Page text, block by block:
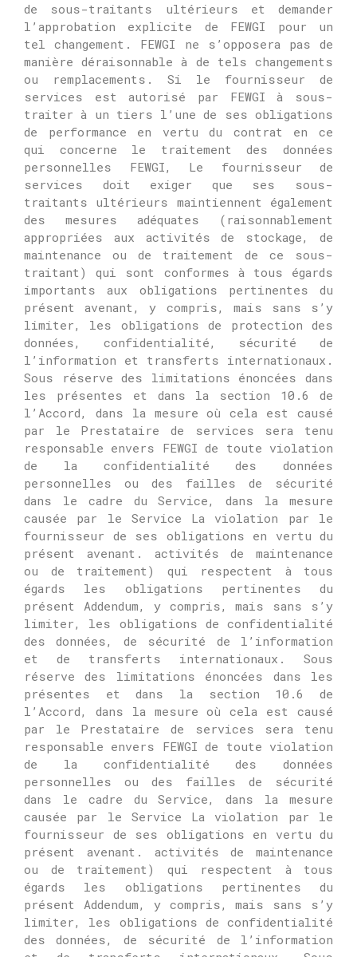
de sous-traitants ultérieurs et demander
l’approbation explicite de FEWGI pour un
tel changement. FEWGI ne s’opposera pas de
manière déraisonnable à de tels changements
ou remplacements. Si le fournisseur de
services est autorisé par FEWGI à sous-
traiter à un tiers l’une de ses obligations
de performance en vertu du contrat en ce
qui concerne le traitement des données
personnelles FEWGI, Le fournisseur de
services doit exiger que ses sous-
traitants ultérieurs maintiennent également
des mesures adéquates (raisonnablement
appropriées aux activités de stockage, de
maintenance ou de traitement de ce sous-
traitant) qui sont conformes à tous égards
importants aux obligations pertinentes du
présent avenant, y compris, mais sans s’y
limiter, les obligations de protection des
données, confidentialité, sécurité de
l’information et transferts internationaux.
Sous réserve des limitations énoncées dans
les présentes et dans la section 10.6 de
l’Accord, dans la mesure où cela est causé
par le Prestataire de services sera tenu
responsable envers FEWGI de toute violation
de la confidentialité des données
personnelles ou des failles de sécurité
dans le cadre du Service, dans la mesure
causée par le Service La violation par le
fournisseur de ses obligations en vertu du
présent avenant. activités de maintenance
ou de traitement) qui respectent à tous
égards les obligations pertinentes du
présent Addendum, y compris, mais sans s’y
limiter, les obligations de confidentialité
des données, de sécurité de l’information
et de transferts internationaux. Sous
réserve des limitations énoncées dans les
présentes et dans la section 10.6 de
l’Accord, dans la mesure où cela est causé
par le Prestataire de services sera tenu
responsable envers FEWGI de toute violation
de la confidentialité des données
personnelles ou des failles de sécurité
dans le cadre du Service, dans la mesure
causée par le Service La violation par le
fournisseur de ses obligations en vertu du
présent avenant. activités de maintenance
ou de traitement) qui respectent à tous
égards les obligations pertinentes du
présent Addendum, y compris, mais sans s’y
limiter, les obligations de confidentialité
des données, de sécurité de l’information